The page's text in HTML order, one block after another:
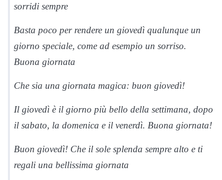
sorridi sempre
Basta poco per rendere un giovedì qualunque un
giorno speciale, come ad esempio un sorriso.
Buona giornata
Che sia una giornata magica: buon giovedì!
Il giovedì è il giorno più bello della settimana, dopo
il sabato, la domenica e il venerdì. Buona giornata!
Buon giovedì! Che il sole splenda sempre alto e ti
regali una bellissima giornata